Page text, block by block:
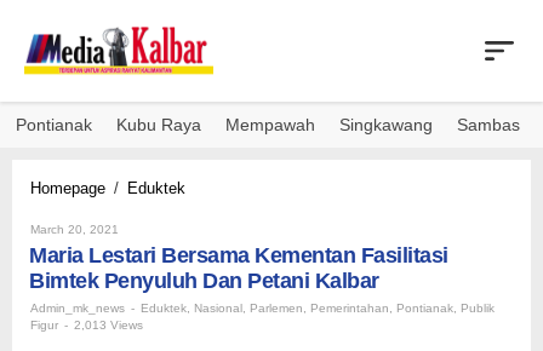
content
Pontianak Kubu Raya Mempawah Singkawang Sambas
Homepage / Eduktek
Kementan
Fasilitasi
Penyuluh
March 20, 2021
Maria Lestari Bersama Kementan Fasilitasi
Bimtek Penyuluh Dan Petani Kalbar
Admin_mk_news - Eduktek Nasional Parlemen Pemerintahan Pontianak
Publik
Figur - 2,013 Views